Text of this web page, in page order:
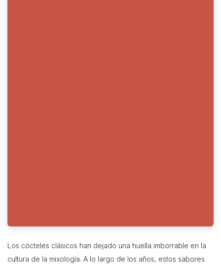
Los cócteles clásicos han dejado una huella imborrable en la
cultura de la mixología. A lo largo de los años, estos sabores